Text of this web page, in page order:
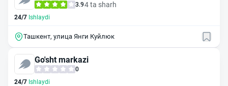
3.94 ta sharh
24/7 Ishlaydi
Ташкент, улица Янги Куйлюк
Go'sht markazi
0
24/7 Ishlaydi